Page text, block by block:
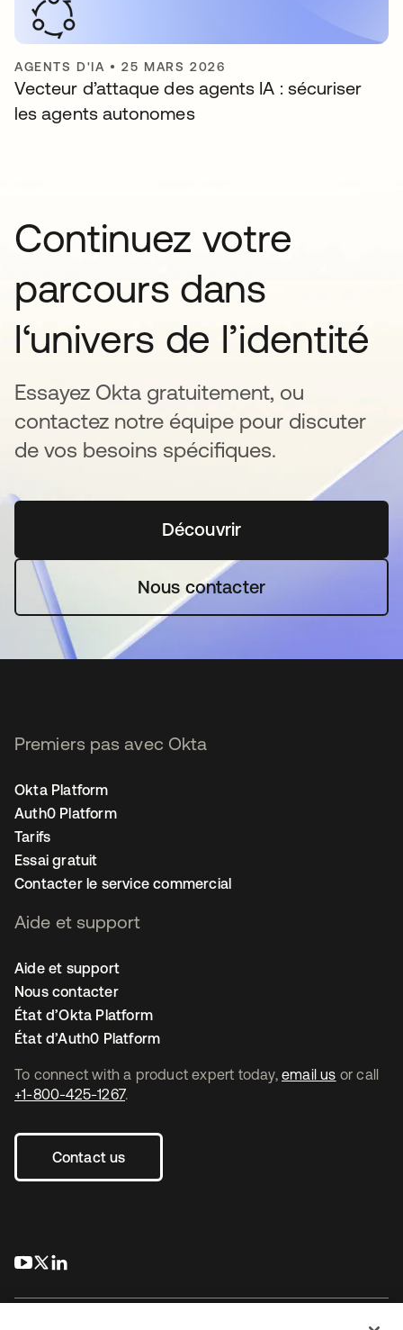
AGENTS D'IA •25 MARS 2026
Vecteur d’attaque des agents IA : sécuriser
les agents autonomes
Continuez votre
parcours dans
l‘univers de l’identité
Essayez Okta gratuitement, ou
contactez notre équipe pour discuter
de vos besoins spécifiques.
Découvrirs’ouvre dans un nouvel
Nous contacter
To connect with a product expert today, email us or call
+1-800-425-1267.
Contact us
s’ouvre dans un nouvel onglet
s’ouvre dans un nouvel onglet
Premiers pas avec Okta
Okta Platform
Auth0 Platform
Tarifs
Essai gratuit
Contacter le service commercial
Aide et support
Aide et support
Nous contacter
État d’Okta Platform
État d’Auth0 Platform